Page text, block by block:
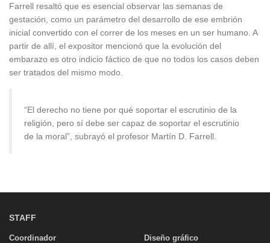
Farrell resaltó que es esencial observar las semanas de
gestación, como un parámetro del desarrollo de ese embrión
inicial convertido con el correr de los meses en un ser humano. A
partir de allí, el expositor mencionó que la evolución del
embarazo es otro indicio fáctico de que no todos los casos deben
ser tratados del mismo modo.
“El derecho no tiene por qué soportar el escrutinio de la
religión, pero sí debe ser capaz de soportar el escrutinio
de la moral”, subrayó el profesor Martín D. Farrell.
STAFF
Coordinador
Diseño gráfico